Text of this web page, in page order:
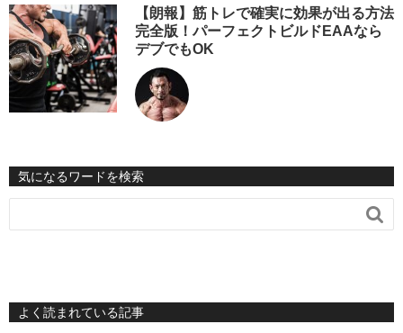
【朗報】筋トレで確実に効果が出る方法
完全版！パーフェクトビルドEAAなら
デブでもOK
気になるワードを検索

よく読まれている記事